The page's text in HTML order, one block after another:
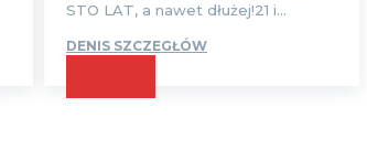
STO LAT, a nawet dłużej!21 i...
DENIS SZCZEGŁÓW